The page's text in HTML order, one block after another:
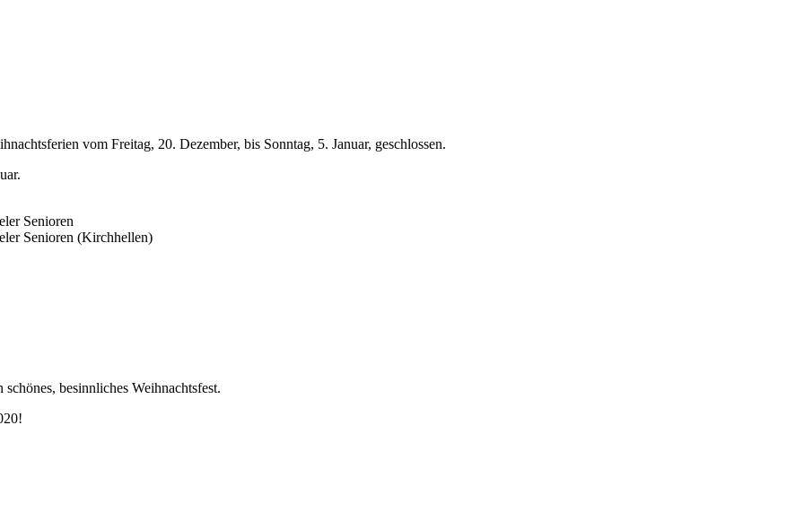
vom Freitag, 20. Dezember, bis Sonntag, 5. Januar, geschlossen.
Senioren
Senioren (Kirchhellen)
besinnliches Weihnachtsfest.